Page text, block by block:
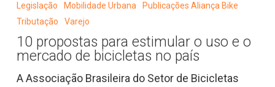
estimular
uso
e
o
Legislação
Mobilidade Urbana
Publicações Aliança Bike
Tributação
Varejo
10 propostas para estimular o uso e o
mercado de bicicletas no país
A Associação Brasileira do Setor de Bicicletas